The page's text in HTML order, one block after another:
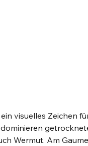
visuelles Zeichen
Wermut. Am